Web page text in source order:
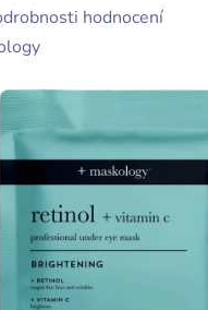
hodnocení